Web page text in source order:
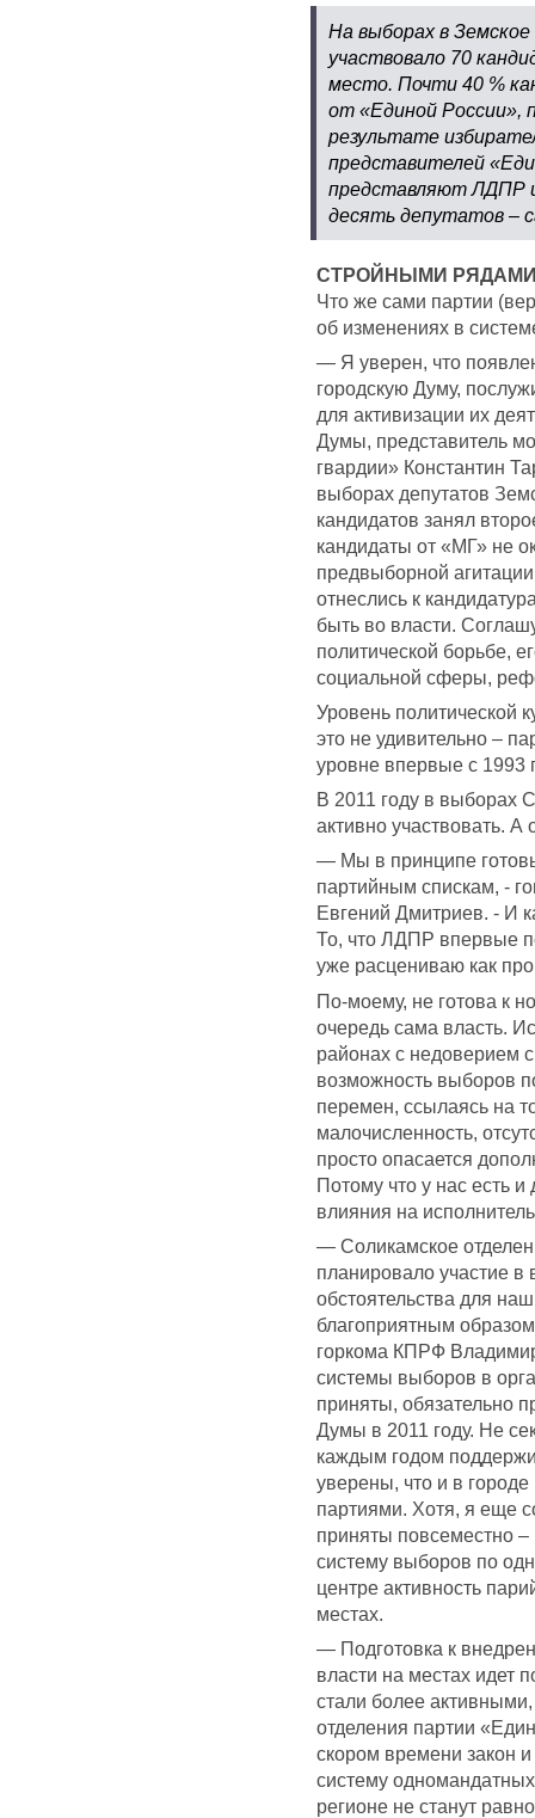
На выборах в
участвовало 70
место. Почти 40 %
от «Единой России»,
результате
представителей
представляют ЛДПР
десять депутатов –
СТРОЙНЫМИ
Что же сами партии
об изменениях в
— Я уверен, что
городскую Думу,
для активизации их
Думы, представитель
гвардии» Константин
выборах депутатов
кандидатов занял
кандидаты от «МГ» не
предвыборной
отнеслись к
быть во власти.
политической борьбе,
социальной сферы,
Уровень политической
это не удивительно –
уровне впервые с 1993
В 2011 году в выборах
активно участвовать.
— Мы в принципе
партийным спискам, -
Евгений Дмитриев. - И
То, что ЛДПР впервые
уже расцениваю как
По-моему, не готова к
очередь сама власть.
районах с недоверием
возможность выборов
перемен, ссылаясь на
малочисленность,
просто опасается
Потому что у нас есть
влияния на
— Соликамское
планировало участие
обстоятельства для
благоприятным
горкома КПРФ
системы выборов в
приняты, обязательно
Думы в 2011 году. Не
каждым годом
уверены, что и в
партиями. Хотя, я еще
приняты повсеместно –
систему выборов по
центре активность
местах.
— Подготовка к
власти на местах идет
стали более активными,
отделения партии
скором времени закон
систему
регионе не станут